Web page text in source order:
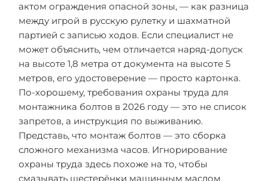
актом ограждения опасной зоны, — как разница
между игрой в русскую рулетку и шахматной
партией с записью ходов. Если специалист не
может объяснить, чем отличается наряд-допуск
на высоте 1,8 метра от документа на высоте 5
метров, его удостоверение — просто картонка.
По-хорошему, требования охраны труда для
монтажника болтов в 2026 году — это не список
запретов, а инструкция по выживанию.
Представь, что монтаж болтов — это сборка
сложного механизма часов. Игнорирование
охраны труда здесь похоже на то, чтобы
смазывать шестерёнки машинным маслом